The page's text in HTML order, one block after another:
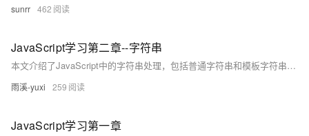
sunrr 462
JavaScript学习第二章--字符串
本文介绍了JavaScript中的字符串处理，包括普通字符串和模板字符串的使用方法及常见字符串操作方法如`charAt`、`concat`、`endsWith`等，适合前端学习者参考。作者是一位热爱前端技术的大一学生，专注于分享实用的编程技巧。
雨溪-yuxi 259
JavaScript学习第一章